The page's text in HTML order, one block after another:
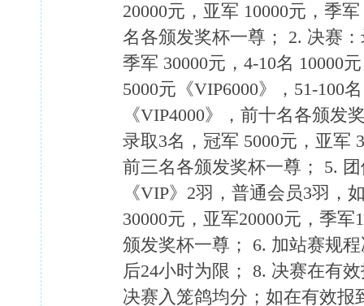
20000元，亚军 10000元，季
名各颁发奖杯一尊； 2. 决赛
季军 30000元，4-10名 10000
5000元《VIP6000》，51-100
《VIP4000》，前十名各颁发
录取3名，冠军 5000元，亚军
前三名各颁发奖杯一尊； 5.
《VIP》2羽，普通会员3羽，
30000元，亚军20000元，季
颁发奖杯一尊； 6. 加站赛规
后24小时为限； 8. 决赛在有
决赛入笼鸽均分；如在有效报